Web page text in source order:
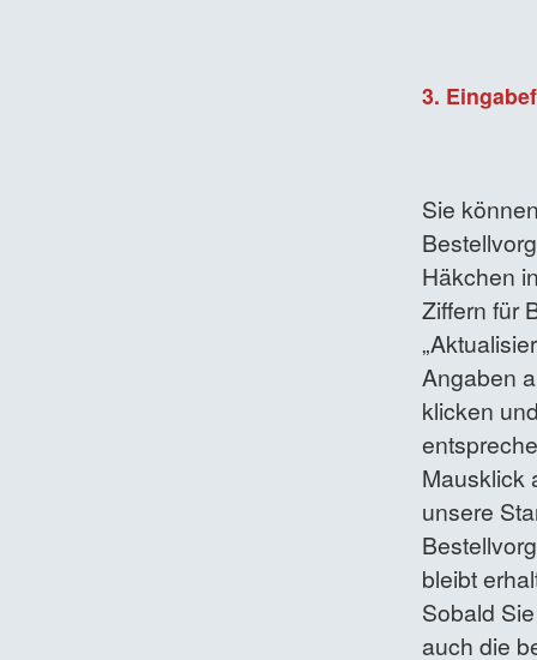
3.
Sie
Häkchen
Ziffern für
Angaben
klicken
Mausklick
unsere
bleibt
Sobald
auch die